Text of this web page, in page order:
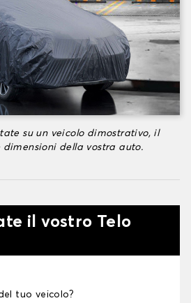
su un veicolo dimostrativo, il
dimensioni della vostra auto.
il vostro Telo
tuo veicolo?